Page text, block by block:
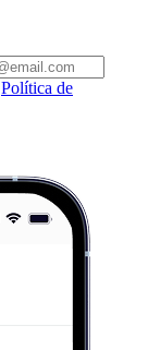
Política de